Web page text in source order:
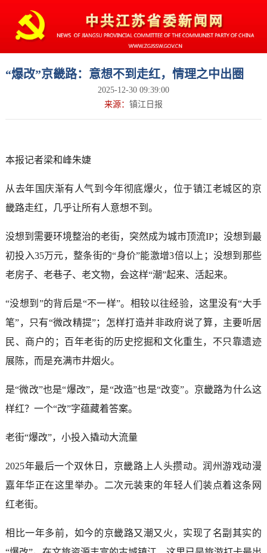
“爆改”京畿路：意想不到走红，情理之中出圈
2025-12-30 09:39:00
来源： 镇江日报
本报记者梁和峰朱婕
从去年国庆渐有人气到今年彻底爆火，位于镇江老城区的京
畿路走红，几乎让所有人意想不到。
没想到需要环境整治的老街，突然成为城市顶流IP；没想到最
初投入35万元，整条街的“身价”能激增3倍以上；没想到那些
老房子、老巷子、老文物，会这样“潮”起来、活起来。
“没想到”的背后是“不一样”。相较以往经验，这里没有“大手
笔”，只有“微改精提”；怎样打造并非政府说了算，主要听居
民、商户的；百年老街的历史挖掘和文化重生，不只靠遗迹
展陈，而是充满市井烟火。
是“微改”也是“爆改”，是“改造”也是“改变”。京畿路为什么这
样红？一个“改”字蕴藏着答案。
老街“爆改”，小投入撬动大流量
2025年最后一个双休日，京畿路上人头攒动。润州游戏动漫
嘉年华正在这里举办。二次元装束的年轻人们装点着这条网
红老街。
相比一年多前，如今的京畿路又潮又火，实现了名副其实的